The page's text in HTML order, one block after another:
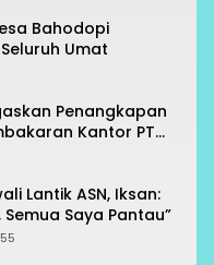
Bahodopi
Umat
Penangkapan
Kantor PT
Lantik ASN, Iksan:
Saya Pantau”